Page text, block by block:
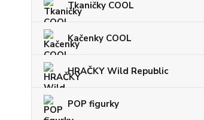
Tkaničky COOL
Kačenky COOL
HRAČKY Wild Republic
POP figurky